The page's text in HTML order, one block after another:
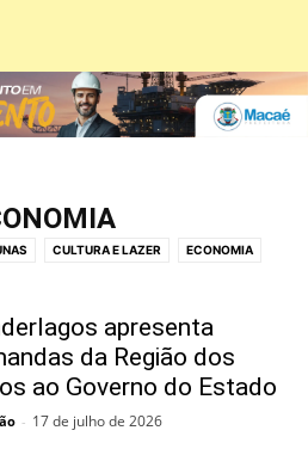
CULTURA E LAZER ECONOMIA
ESPIRITUALIDADE ESPORTE
URBANA PANORAMA POLÍTICO
POLÍTICA SAÚDE
SOCIAL TECNOLOGIA
apresenta
da Região dos
ao Governo do Estado
- 17 de julho de 2026